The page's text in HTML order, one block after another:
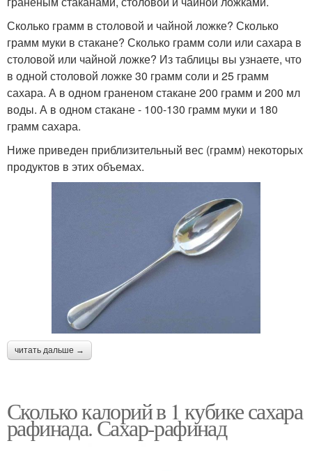
Сколько грамм в столовой и чайной ложке? Сколько
грамм муки в стакане? Сколько грамм соли или сахара в
столовой или чайной ложке? Из таблицы вы узнаете, что
в одной столовой ложке 30 грамм соли и 25 грамм
сахара. А в одном граненом стакане 200 грамм и 200 мл
воды. А в одном стакане - 100-130 грамм муки и 180
грамм сахара.
Ниже приведен приблизительный вес (грамм) некоторых
продуктов в этих объемах.
читать дальше →
Сколько калорий в 1 кубике сахара
рафинада. Сахар-рафинад